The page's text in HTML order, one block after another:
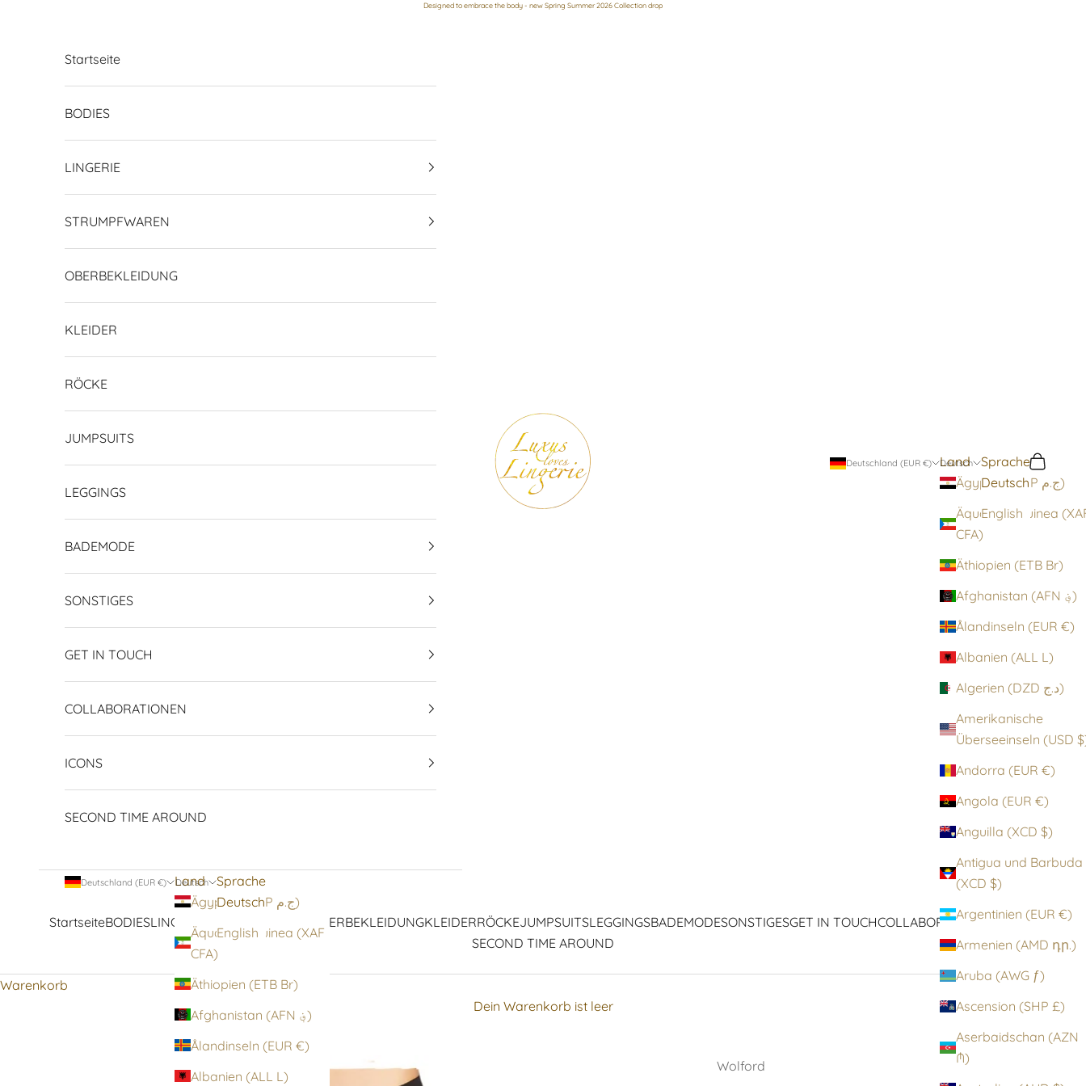
Designed to embrace the body - new Spring Summer 2026 Collection drop
Luxus loves Lingerie
StartseiteBODIESLINGERIE OBERBEKLEIDUNGKLEIDERRÖCKEJUMPSUITSLEGGINGSBADEMODESONSTIGESGET IN TOUCHCOLLABORATIONENICONS
SECOND TIME AROUND
Deutschland (EUR €)
Land
Ägypten (EGP ج.م)
Äquatorialguinea
CFA)
Äthiopien (ETB Br)
Afghanistan (AFN ؋)
Ålandinseln (EUR €)
Albanien (ALL L)
Algerien (DZD د.ج)
Amerikanische
Andorra (EUR €)
Angola (EUR €)
Anguilla (XCD $)
Antigua und Barbuda
(XCD $)
Argentinien (EUR €)
Armenien (AMD դր.)
Aruba (AWG ƒ)
Ascension (SHP £)
Aserbaidschan (AZN
₼)
Deutsch
Sprache
Deutsch
English
Suchen
Startseite
BODIES
LINGERIE
STRUMPFWAREN
OBERBEKLEIDUNG
KLEIDER
RÖCKE
JUMPSUITS
LEGGINGS
BADEMODE
SONSTIGES
GET IN TOUCH
COLLABORATIONEN
ICONS
SECOND TIME AROUND
Deutschland (EUR €)
Land
Ägypten (EGP ج.م)
Äquatorialguinea (XAF
CFA)
Äthiopien (ETB Br)
Afghanistan (AFN ؋)
Ålandinseln (EUR €)
Albanien (ALL L)
Deutsch
Sprache
Deutsch
English
Warenkorb
Dein Warenkorb ist leer
Wolford